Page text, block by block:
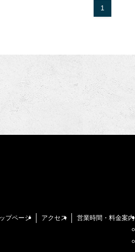
1
プページ アクセス 営業時間・料金案内